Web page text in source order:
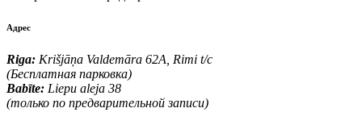
Адрес
Riga: Krišjāņa Valdemāra 62A, Rimi t/c
(Бесплатная парковка)
Babīte: Liepu aleja 38
(только по предварительной записи)